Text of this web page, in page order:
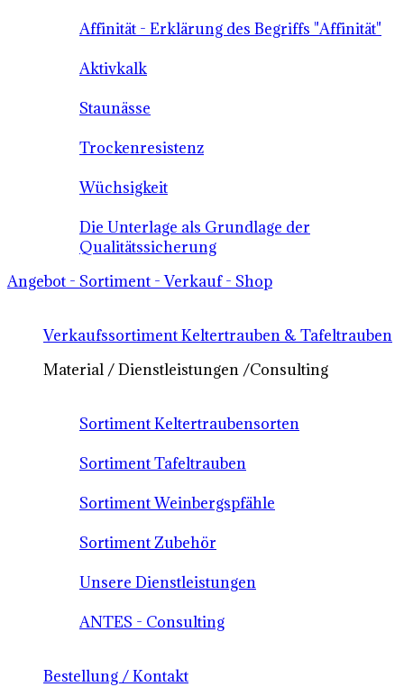
Affinität - Erklärung des Begriffs "Affinität"
Aktivkalk
Staunässe
Trockenresistenz
Wüchsigkeit
Die Unterlage als Grundlage der
Qualitätssicherung
Angebot - Sortiment - Verkauf - Shop
Verkaufssortiment Keltertrauben & Tafeltrauben
Material / Dienstleistungen /Consulting
Sortiment Keltertraubensorten
Sortiment Tafeltrauben
Sortiment Weinbergspfähle
Sortiment Zubehör
Unsere Dienstleistungen
ANTES - Consulting
Bestellung / Kontakt